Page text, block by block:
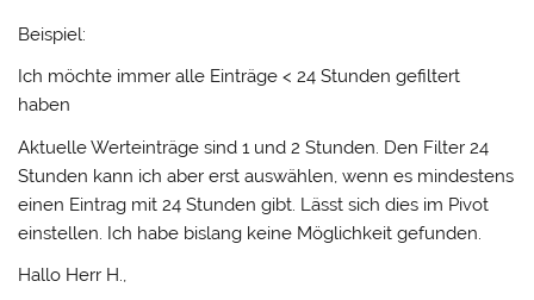
Beispiel:
Ich möchte immer alle Einträge < 24 Stunden gefiltert
haben
Aktuelle Werteinträge sind 1 und 2 Stunden. Den Filter 24
Stunden kann ich aber erst auswählen, wenn es mindestens
einen Eintrag mit 24 Stunden gibt. Lässt sich dies im Pivot
einstellen. Ich habe bislang keine Möglichkeit gefunden.
Hallo Herr H.,